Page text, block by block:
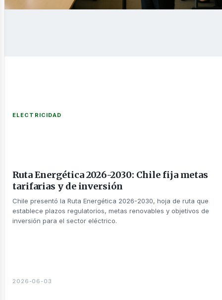
ELECTRICIDAD
Ruta Energética 2026-2030: Chile fija metas
tarifarias y de inversión
Chile presentó la Ruta Energética 2026-2030, hoja de ruta que
establece plazos regulatorios, metas renovables y objetivos de
inversión para el sector eléctrico.
2026-06-03